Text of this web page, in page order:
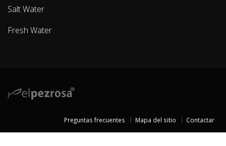
Salt Water
Fresh Water
Preguntas frecuentes Mapa del sitio Contactar